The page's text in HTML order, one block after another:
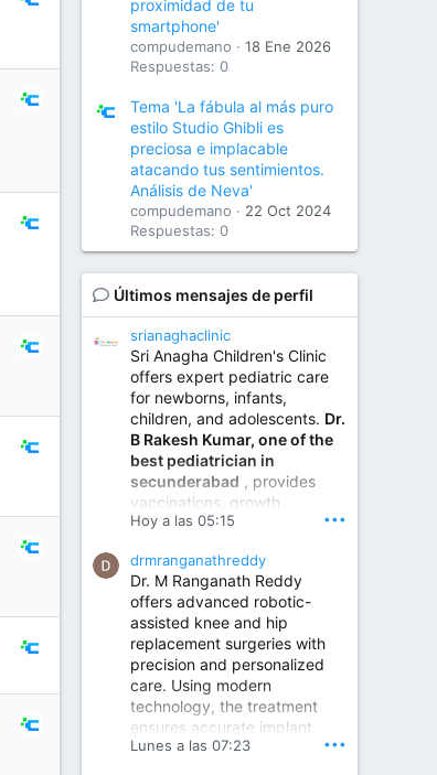
proximidad de tu
smartphone'
compudemano
18 Ene 2026
Respuestas: 0
Tema 'La fábula al más puro
estilo Studio Ghibli es
preciosa e implacable
atacando tus sentimientos.
Análisis de Neva'
compudemano
22 Oct 2024
Respuestas: 0
Últimos mensajes de perfil
srianaghaclinic
Sri Anagha Children's Clinic
offers expert pediatric care
for newborns, infants,
children, and adolescents. Dr.
B Rakesh Kumar, one of the
best pediatrician in
secunderabad , provides
vaccinations, growth
monitoring, newborn care,
illnesses, nutrition guidance,
and preventive healthcare in
a child-friendly environment.
Children Hospital in Secunderabad | Best Pediatrician in Hyderabad | Neonatologist in Medchal
Our pediatrician and
Neonatologist team at...
www.srianaghaclinic.com
Hoy a las 05:15 •••
drmranganathreddy
Dr. M Ranganath Reddy
offers advanced robotic-
assisted knee and hip
replacement surgeries with
precision and personalized
care. Using modern
technology, the treatment
ensures accurate implant
placement, reduced pain,
Lunes a las 07:23 •••